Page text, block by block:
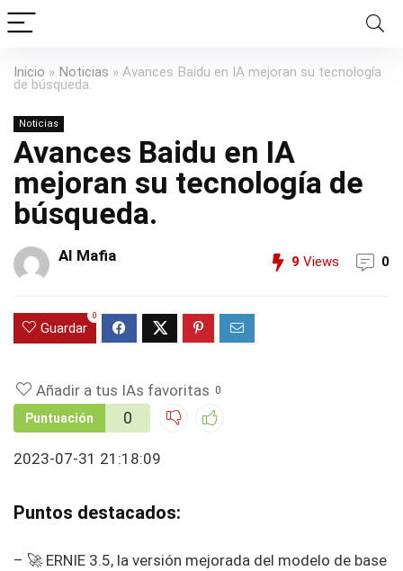
Inicio » Noticias » Avances Baidu en IA mejoran su tecnología
de búsqueda.
Noticias
Avances Baidu en IA
mejoran su tecnología de
búsqueda.
AI Mafia 9 Views 0
Guardar
0
Añadir a tus IAs favoritas 0
Puntuación 0
2023-07-31 21:18:09
Puntos destacados:
– 🚀 ERNIE 3.5, la versión mejorada del modelo de base